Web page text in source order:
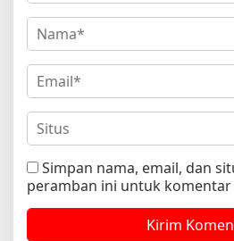
Simpan nama, email, dan
peramban ini untuk komentar